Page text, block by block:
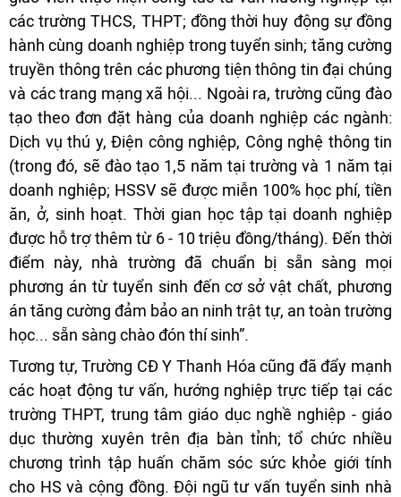
các trường THCS, THPT; đồng thời huy động sự đồng
hành cùng doanh nghiệp trong tuyển sinh; tăng cường
truyền thông trên các phương tiện thông tin đại chúng
và các trang mạng xã hội... Ngoài ra, trường cũng đào
tạo theo đơn đặt hàng của doanh nghiệp các ngành:
Dịch vụ thú y, Điện công nghiệp, Công nghệ thông tin
(trong đó, sẽ đào tạo 1,5 năm tại trường và 1 năm tại
doanh nghiệp; HSSV sẽ được miễn 100% học phí, tiền
ăn, ở, sinh hoạt. Thời gian học tập tại doanh nghiệp
được hỗ trợ thêm từ 6 - 10 triệu đồng/tháng). Đến thời
điểm này, nhà trường đã chuẩn bị sẵn sàng mọi
phương án từ tuyển sinh đến cơ sở vật chất, phương
án tăng cường đảm bảo an ninh trật tự, an toàn trường
học... sẵn sàng chào đón thí sinh”.
Tương tự, Trường CĐ Y Thanh Hóa cũng đã đẩy mạnh
các hoạt động tư vấn, hướng nghiệp trực tiếp tại các
trường THPT, trung tâm giáo dục nghề nghiệp - giáo
dục thường xuyên trên địa bàn tỉnh; tổ chức nhiều
chương trình tập huấn chăm sóc sức khỏe giới tính
cho HS và cộng đồng. Đội ngũ tư vấn tuyển sinh nhà